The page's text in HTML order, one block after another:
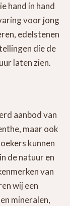
hand in hand
voor jong
edelstenen
die de
laten zien.
aanbod van
maar ook
kunnen
de natuur en
van
wij een
mineralen,